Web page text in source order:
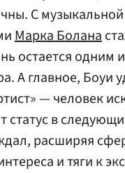
С
Марка Болана
остается
А главное, Боуи
— человек
статус в
расширяя
и тяги к